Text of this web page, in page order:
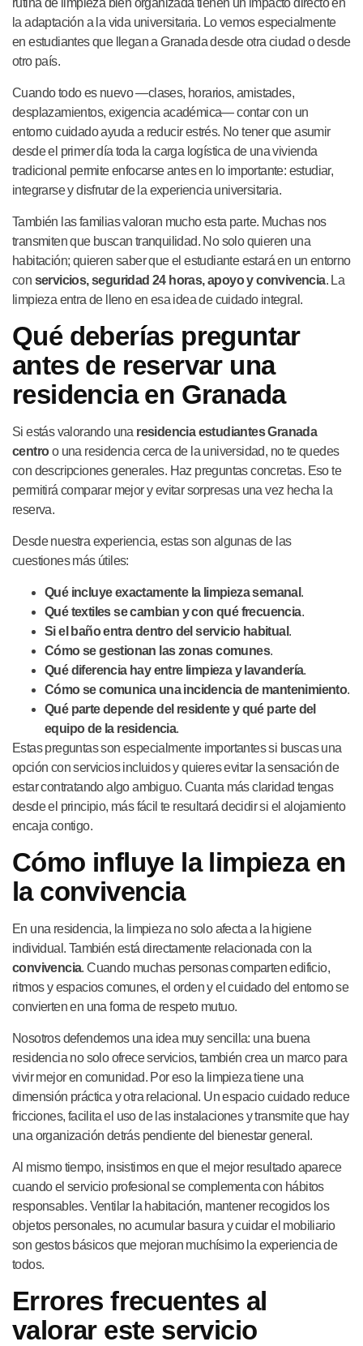
rutina de limpieza bien organizada tienen un impacto directo en
la adaptación a la vida universitaria. Lo vemos especialmente
en estudiantes que llegan a Granada desde otra ciudad o desde
otro país.
Cuando todo es nuevo —clases, horarios, amistades,
desplazamientos, exigencia académica— contar con un
entorno cuidado ayuda a reducir estrés. No tener que asumir
desde el primer día toda la carga logística de una vivienda
tradicional permite enfocarse antes en lo importante: estudiar,
integrarse y disfrutar de la experiencia universitaria.
También las familias valoran mucho esta parte. Muchas nos
transmiten que buscan tranquilidad. No solo quieren una
habitación; quieren saber que el estudiante estará en un entorno
con servicios, seguridad 24 horas, apoyo y convivencia. La
limpieza entra de lleno en esa idea de cuidado integral.
Qué deberías preguntar
antes de reservar una
residencia en Granada
Si estás valorando una residencia estudiantes Granada
centroo una residencia cerca de la universidad, no te quedes
con descripciones generales. Haz preguntas concretas. Eso te
permitirá comparar mejor y evitar sorpresas una vez hecha la
reserva.
Desde nuestra experiencia, estas son algunas de las
cuestiones más útiles:
Qué incluye exactamente la limpieza semanal .
Qué textiles se cambian y con qué frecuencia.
Si el baño entra dentro del servicio habitual .
Cómo se gestionan las zonas comunes.
Qué diferencia hay entre limpieza y lavandería.
Cómo se comunica una incidencia de mantenimiento.
Qué parte depende del residente y qué parte del
equipo de la residencia.
Estas preguntas son especialmente importantes si buscas una
opción con servicios incluidos y quieres evitar la sensación de
estar contratando algo ambiguo. Cuanta más claridad tengas
desde el principio, más fácil te resultará decidir si el alojamiento
encaja contigo.
Cómo influye la limpieza en
la convivencia
En una residencia, la limpieza no solo afecta a la higiene
individual. También está directamente relacionada con la
convivencia. Cuando muchas personas comparten edificio,
ritmos y espacios comunes, el orden y el cuidado del entorno se
convierten en una forma de respeto mutuo.
Nosotros defendemos una idea muy sencilla: una buena
residencia no solo ofrece servicios, también crea un marco para
vivir mejor en comunidad. Por eso la limpieza tiene una
dimensión práctica y otra relacional. Un espacio cuidado reduce
fricciones, facilita el uso de las instalaciones y transmite que hay
una organización detrás pendiente del bienestar general.
Al mismo tiempo, insistimos en que el mejor resultado aparece
cuando el servicio profesional se complementa con hábitos
responsables. Ventilar la habitación, mantener recogidos los
objetos personales, no acumular basura y cuidar el mobiliario
son gestos básicos que mejoran muchísimo la experiencia de
todos.
Errores frecuentes al
valorar este servicio